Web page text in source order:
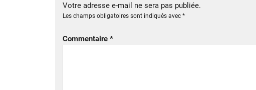
Votre adresse e-mail ne sera pas publiée.
Les champs obligatoires sont indiqués avec *
Commentaire *